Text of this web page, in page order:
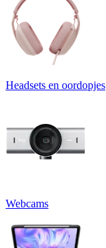
Headsets en oordopjes
Webcams